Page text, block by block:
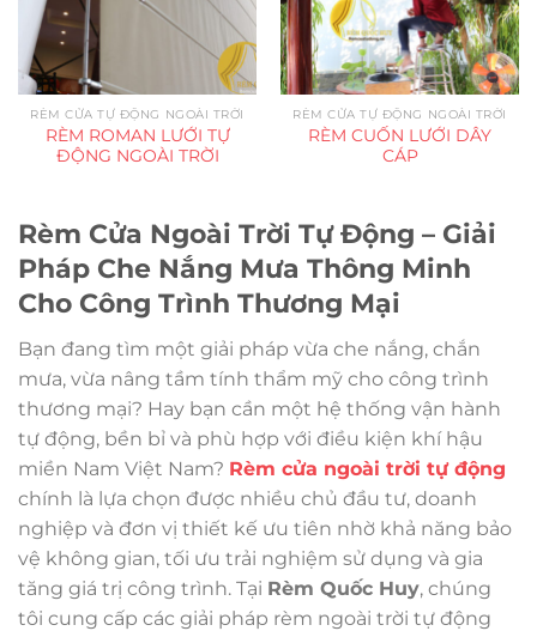
Rèm Cửa Ngoài Trời Tự Động – Giải
Pháp Che Nắng Mưa Thông Minh
Cho Công Trình Thương Mại
Bạn đang tìm một giải pháp vừa che nắng, chắn
mưa, vừa nâng tầm tính thẩm mỹ cho công trình
thương mại? Hay bạn cần một hệ thống vận hành
tự động, bền bỉ và phù hợp với điều kiện khí hậu
miền Nam Việt Nam? Rèm cửa ngoài trời tự động
chính là lựa chọn được nhiều chủ đầu tư, doanh
nghiệp và đơn vị thiết kế ưu tiên nhờ khả năng bảo
vệ không gian, tối ưu trải nghiệm sử dụng và gia
tăng giá trị công trình. Tại Rèm Quốc Huy, chúng
tôi cung cấp các giải pháp rèm ngoài trời tự động
RÈM CỬA TỰ ĐỘNG NGOÀI TRỜI
RÈM ROMAN LƯỚI TỰ
ĐỘNG NGOÀI TRỜI
RÈM CỬA TỰ ĐỘNG NGOÀI TRỜI
RÈM CUỐN LƯỚI DÂY
CÁP